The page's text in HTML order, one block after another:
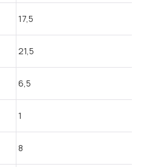
17,5
21,5
6,5
1
8